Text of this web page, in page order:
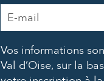
Adresse
e-
*
Vos informations
Val d’Oise, sur la